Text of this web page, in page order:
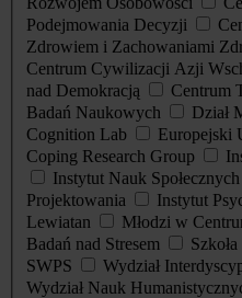
Podejmowania Decyzji
Zdrowiem i Zachowaniami
Centrum Cywilizacji Azji
nad Demokracją
Centrum
Badań Naukowych
Dział
Cognition Lab
Europejski
Coping Research Group
Instytut Nauk Społecznych
Projektowania
Instytut
Lewiatan
Młodzi w
Badań nad Stresem
SWPS
Wydział
Wydział Nauk